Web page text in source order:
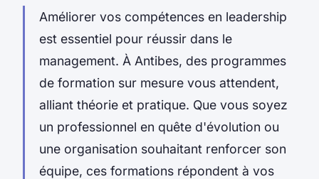
Améliorer vos compétences en leadership
est essentiel pour réussir dans le
management. À Antibes, des programmes
de formation sur mesure vous attendent,
alliant théorie et pratique. Que vous soyez
un professionnel en quête d'évolution ou
une organisation souhaitant renforcer son
équipe, ces formations répondent à vos